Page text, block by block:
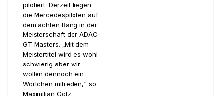
pilotiert. Derzeit liegen
die Mercedespiloten auf
dem achten Rang in der
Meisterschaft der ADAC
GT Masters. „Mit dem
Meistertitel wird es wohl
schwierig aber wir
wollen dennoch ein
Wörtchen mitreden,“ so
Maximilian Götz.